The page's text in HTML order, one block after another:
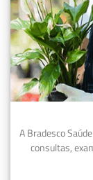
A Bradesco
consultas,